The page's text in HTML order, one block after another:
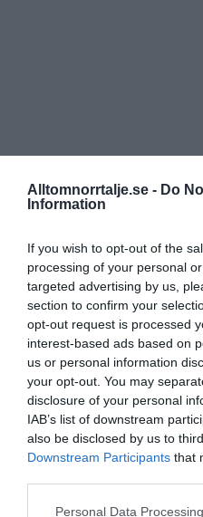
Alltomnorrtalje.se - Do
Information
If you wish to opt-out of the
processing of your personal
targeted advertising by us,
section to confirm your
opt-out request is processed
interest-based ads based on
us or personal information
your opt-out. You may
disclosure of your personal
IAB’s list of downstream
also be disclosed by us to
Downstream Participants that
Personal Data